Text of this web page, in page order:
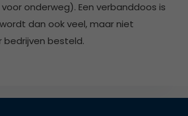
onderweg). Een verbanddoos is
dan ook veel, maar niet
bedrijven besteld.